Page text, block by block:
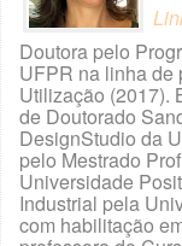
Doutora pelo
UFPR na linha de
Utilização (2017).
de Doutorado
DesignStudio da
pelo Mestrado
Universidade
Industrial pela
com habilitação